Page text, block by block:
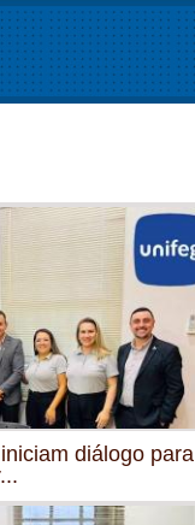
diálogo para